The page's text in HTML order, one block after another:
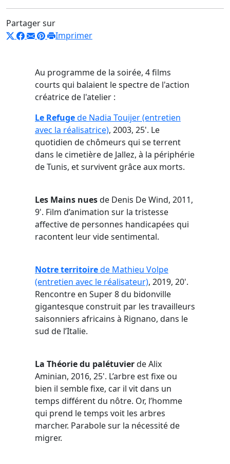
Partager sur
Imprimer
Au programme de la soirée, 4 films
courts qui balaient le spectre de l'action
créatrice de l'atelier :
Le Refugede Nadia Touijer (entretien
avec la réalisatrice), 2003, 25'. Le
quotidien de chômeurs qui se terrent
dans le cimetière de Jallez, à la périphérie
de Tunis, et survivent grâce aux morts.
Les Mains nuesde Denis De Wind, 2011,
9'. Film d’animation sur la tristesse
affective de personnes handicapées qui
racontent leur vide sentimental.
Notre territoirede Mathieu Volpe
(entretien avec le réalisateur), 2019, 20'.
Rencontre en Super 8 du bidonville
gigantesque construit par les travailleurs
saisonniers africains à Rignano, dans le
sud de l’Italie.
La Théorie du palétuvierde Alix
Aminian, 2016, 25'. L’arbre est fixe ou
bien il semble fixe, car il vit dans un
temps différent du nôtre. Or, l’homme
qui prend le temps voit les arbres
marcher. Parabole sur la nécessité de
migrer.